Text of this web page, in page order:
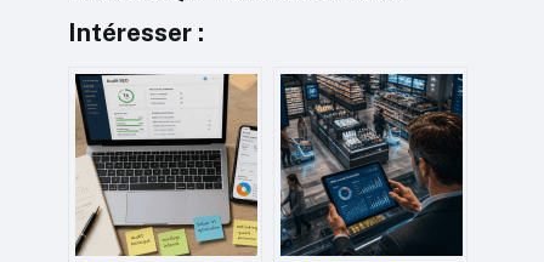
Intéresser :